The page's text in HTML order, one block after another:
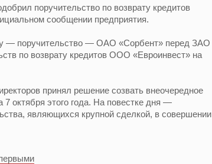
поручительство по возврату кредитов
сообщении предприятия.
— поручительство — ОАО «Сорбент» перед ЗАО
по возврату кредитов ООО «Евроинвест» на
принял решение созвать внеочередное
октября этого года. На повестке дня —
являющихся крупной сделкой, в совершении